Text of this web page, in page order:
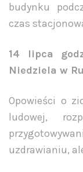
budynku
czas
14 lipca
Niedziela w
Opowieści o
ludowej,
uzdrawianiu,